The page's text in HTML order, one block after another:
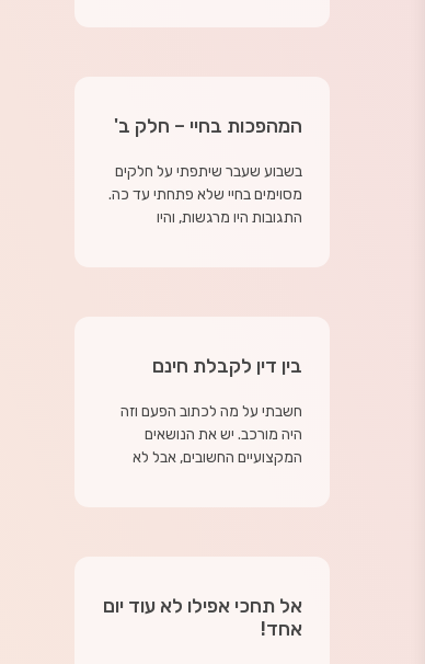
המהפכות בחיי – חלק ב'
בשבוע שעבר שיתפתי על חלקים
מסוימים בחיי שלא פתחתי עד כה.
התגובות היו מרגשות, והיו
בין דין לקבלת חינם
חשבתי על מה לכתוב הפעם וזה
היה מורכב. יש את הנושאים
המקצועיים החשובים, אבל לא
אל תחכי אפילו לא עוד יום
אחד!